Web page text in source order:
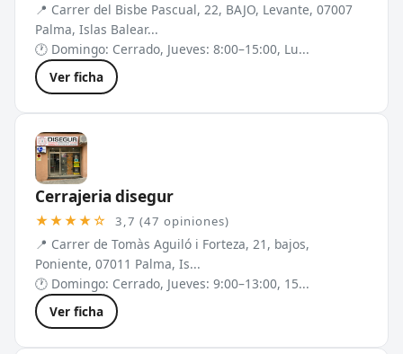
📍 Carrer del Bisbe Pascual, 22, BAJO, Levante, 07007
Palma, Islas Balear...
🕐 Domingo: Cerrado, Jueves: 8:00–15:00, Lu...
Ver ficha
Cerrajeria disegur
★★★★☆ 3,7 (47 opiniones)
📍 Carrer de Tomàs Aguiló i Forteza, 21, bajos,
Poniente, 07011 Palma, Is...
🕐 Domingo: Cerrado, Jueves: 9:00–13:00, 15...
Ver ficha